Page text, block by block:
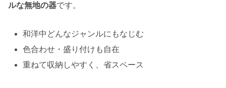
ルな無地の器です。
和洋中どんなジャンルにもなじむ
色合わせ・盛り付けも自在
重ねて収納しやすく、省スペース